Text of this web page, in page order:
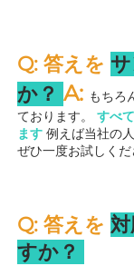
Q: 答えを
か？ A: もちろ
ております。 すべ
ます 例えば当社の
ぜひ一度お試しくだ
Q: 答えを
すか？